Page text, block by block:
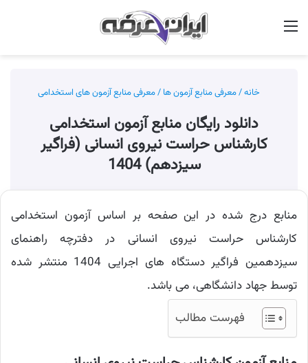
خانه/معرفی منابع آزمون ها /معرفی منابع آزمون های استخدامی
دانلود رایگان منابع آزمون استخدامی
کارشناس حراست نیروی انسانی (فراگیر
سیزدهم) 1404
منابع درج شده در این صفحه بر اساس آزمون استخدامی
کارشناس حراست نیروی انسانی در دفترچه راهنمای
سیزدهمین فراگیر دستگاه های اجرایی 1404 منتشر شده
توسط جهاد دانشگاهی، می باشد.
فهرست مطالب